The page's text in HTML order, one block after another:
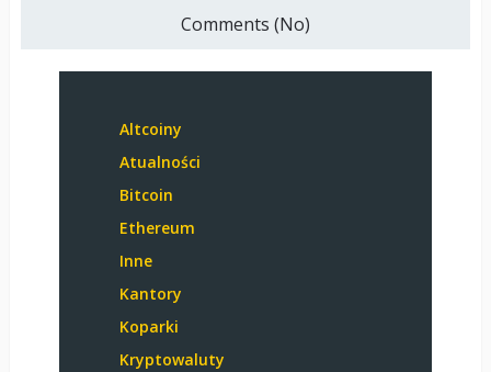
Comments (No)
Altcoiny
Atualności
Bitcoin
Ethereum
Inne
Kantory
Koparki
Kryptowaluty